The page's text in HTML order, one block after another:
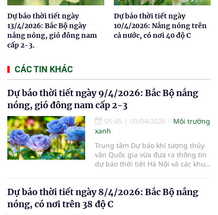
Dự báo thời tiết ngày
13/4/2026: Bắc Bộ ngày
nắng nóng, gió đông nam
cấp 2-3.
Dự báo thời tiết ngày
10/4/2026: Nắng nóng trên
cả nước, có nơi 40 độ C
CÁC TIN KHÁC
Dự báo thời tiết ngày 9/4/2026: Bắc Bộ nắng
nóng, gió đông nam cấp 2-3
05:45 | 09/04/2026
Môi trường
xanh
Trung tâm Dự báo khí tượng thủy
văn Quốc gia vừa đưa ra thông tin
dự báo thời tiết Hà Nội và các khu
Dự báo thời tiết ngày 8/4/2026: Bắc Bộ nắng
nóng, có nơi trên 38 độ C